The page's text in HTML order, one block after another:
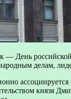
День
делам,
князя